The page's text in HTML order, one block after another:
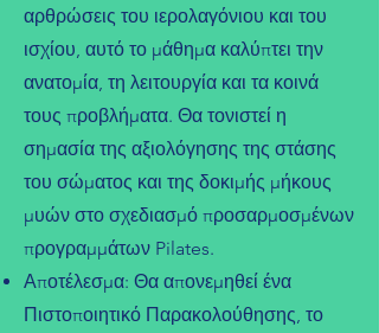
αρθρώσεις του ιερολαγόνιου και του
ισχίου, αυτό το μάθημα καλύπτει την
ανατομία, τη λειτουργία και τα κοινά
τους προβλήματα. Θα τονιστεί η
σημασία της αξιολόγησης της στάσης
του σώματος και της δοκιμής μήκους
μυών στο σχεδιασμό προσαρμοσμένων
προγραμμάτων Pilates.
Αποτέλεσμα: Θα απονεμηθεί ένα
Πιστοποιητικό Παρακολούθησης, το